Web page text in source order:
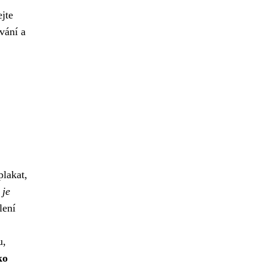
a
je